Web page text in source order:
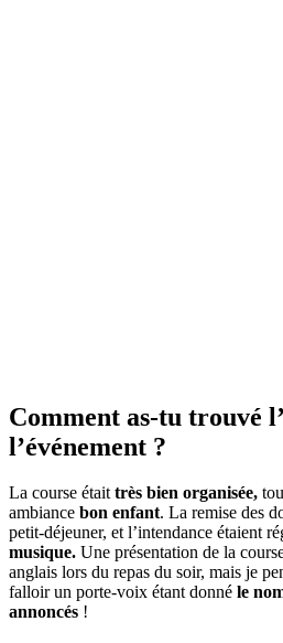
Comment as-tu trouvé
l’événement ?
La course étaittrès bien organisée,
ambiance bon enfant. La remise des
petit-déjeuner, et l’intendance étaient
musique. Une présentation de la
anglais lors du repas du soir, mais je
falloir un porte-voix étant donné le
annoncés !